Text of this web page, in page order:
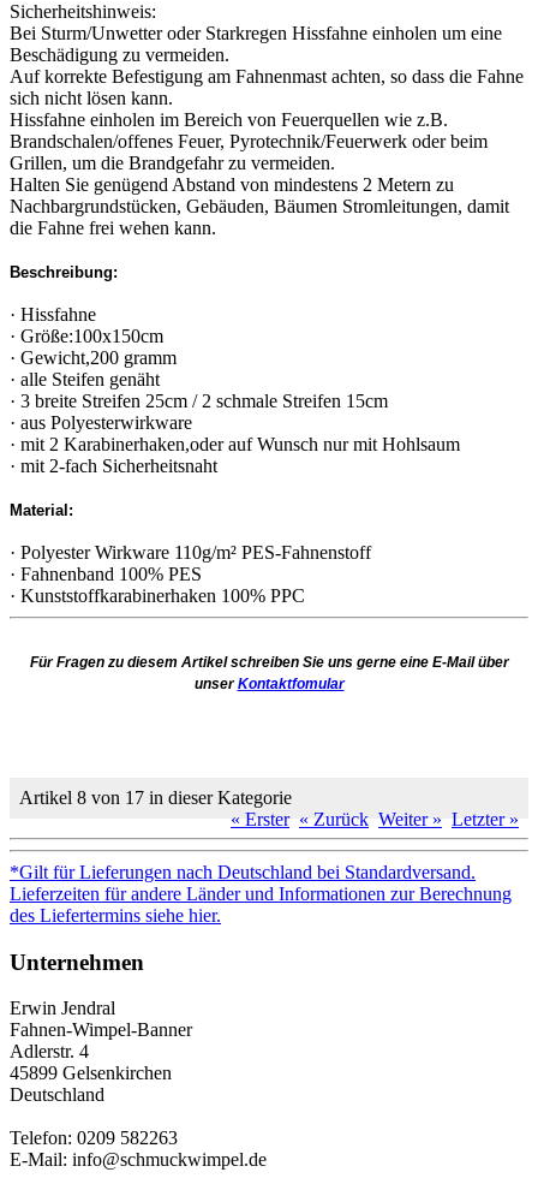
Sicherheitshinweis:
Bei Sturm/Unwetter oder Starkregen Hissfahne einholen um eine
Beschädigung zu vermeiden.
Auf korrekte Befestigung am Fahnenmast achten, so dass die Fahne
sich nicht lösen kann.
Hissfahne einholen im Bereich von Feuerquellen wie z.B.
Brandschalen/offenes Feuer, Pyrotechnik/Feuerwerk oder beim
Grillen, um die Brandgefahr zu vermeiden.
Halten Sie genügend Abstand von mindestens 2 Metern zu
Nachbargrundstücken, Gebäuden, Bäumen Stromleitungen, damit
die Fahne frei wehen kann.
Beschreibung:
· Hissfahne
· Größe:100x150cm
· Gewicht,200 gramm
· alle Steifen genäht
· 3 breite Streifen 25cm / 2 schmale Streifen 15cm
· aus Polyesterwirkware
· mit 2 Karabinerhaken,oder auf Wunsch nur mit Hohlsaum
· mit 2-fach Sicherheitsnaht
Material:
· Polyester Wirkware 110g/m² PES-Fahnenstoff
· Fahnenband 100% PES
· Kunststoffkarabinerhaken 100% PPC
Für Fragen zu diesem Artikel schreiben Sie uns gerne eine E-Mail über
unserKontaktfomular
Artikel 8 von 17 in dieser Kategorie
« Erster « Zurück Weiter » Letzter »
*Gilt für Lieferungen nach Deutschland bei Standardversand.
Lieferzeiten für andere Länder und Informationen zur Berechnung
des Liefertermins siehe hier.
Unternehmen
Erwin Jendral
Fahnen-Wimpel-Banner
Adlerstr. 4
45899 Gelsenkirchen
Deutschland
Telefon: 0209 582263
E-Mail: info@schmuckwimpel.de